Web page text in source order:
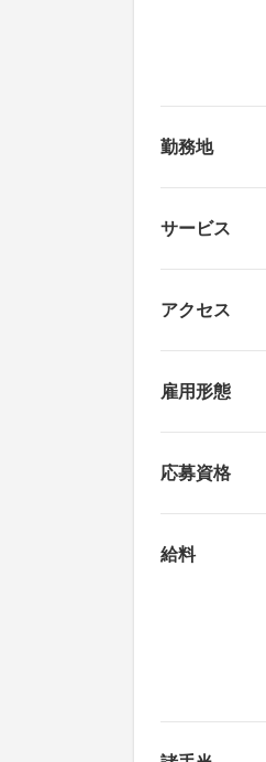
勤務地
サービス
アクセス
雇用形態
応募資格
給料